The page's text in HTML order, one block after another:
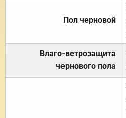
Пол черновой
Влаго-ветрозащита
чернового пола